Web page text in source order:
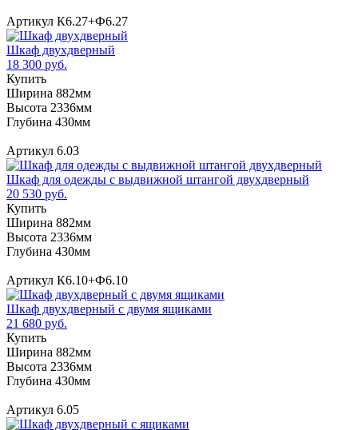
Артикул К6.27+Ф6.27
Шкаф двухдверный
18 300 руб.
Купить
Ширина 882мм
Высота 2336мм
Глубина 430мм
Артикул 6.03
Шкаф для одежды с выдвижной штангой двухдверный
20 530 руб.
Купить
Ширина 882мм
Высота 2336мм
Глубина 430мм
Артикул К6.10+Ф6.10
Шкаф двухдверный с двумя ящиками
21 680 руб.
Купить
Ширина 882мм
Высота 2336мм
Глубина 430мм
Артикул 6.05